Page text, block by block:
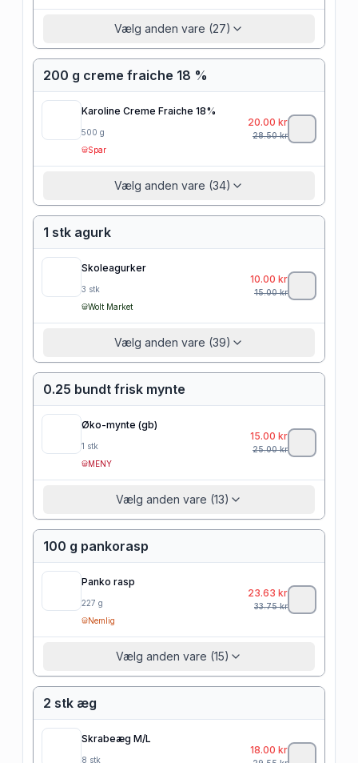
Vælg anden vare (27)
200 g creme fraiche 18 %
Karoline Creme Fraiche 18%
500 g
Spar
20.00 kr
28.50kr
Vælg anden vare (34)
1 stk agurk
Skoleagurker
3 stk
Wolt Market
10.00 kr
15.00kr
Vælg anden vare (39)
0.25 bundt frisk mynte
Øko-mynte (gb)
1 stk
MENY
15.00 kr
25.00kr
Vælg anden vare (13)
100 g pankorasp
Panko rasp
227 g
Nemlig
23.63 kr
33.75kr
Vælg anden vare (15)
2 stk æg
Skrabeæg M/L
8 stk
18.00 kr